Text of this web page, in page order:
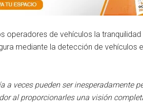
operadores de vehículos la
mediante la detección de vehículos
a veces pueden ser inesperadamente
al proporcionarles una visión